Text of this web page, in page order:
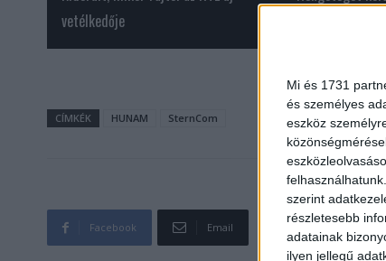
Mi és 1731
és személyes
eszköz
szerint
részletesebb
adatainak
ilyen jellegű
vetélkedője
CÍMKÉK HUNAM SternCom
Facebook Email